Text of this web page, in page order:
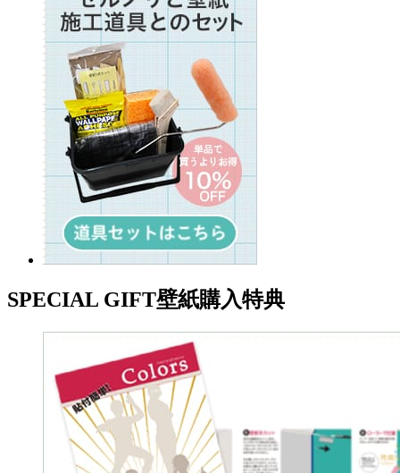
SPECIAL GIFT壁紙購入特典